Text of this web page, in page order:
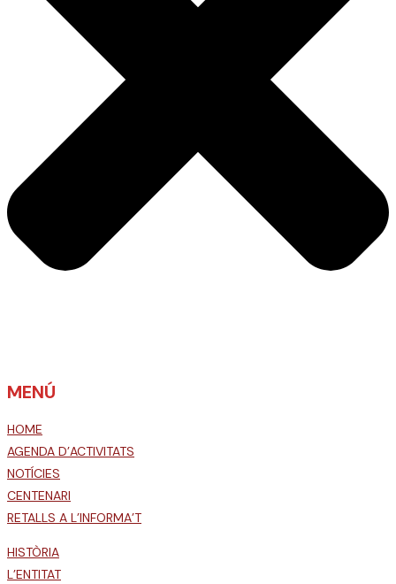
MENÚ
HOME
AGENDA D’ACTIVITATS
NOTÍCIES
CENTENARI
RETALLS A L’INFORMA’T
HISTÒRIA
L’ENTITAT